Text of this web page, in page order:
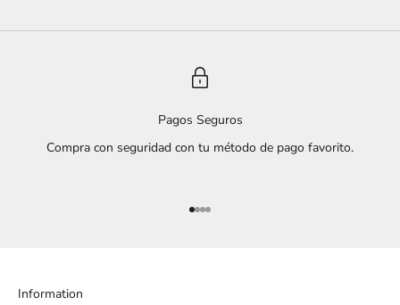
Pagos Seguros
Compra con seguridad con tu método de pago favorito.
Go to item 1
Go to item 2
Go to item 3
Go to item 4
Information